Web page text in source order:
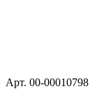
Арт. 00-00010798